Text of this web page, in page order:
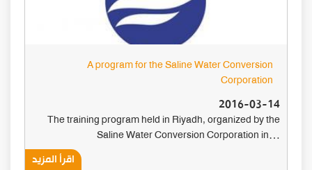
A program for the Saline Water Conversion
Corporation
2016-03-14
The training program held in Riyadh, organized by the
Saline Water Conversion Corporation in…
اقرأ المزيد